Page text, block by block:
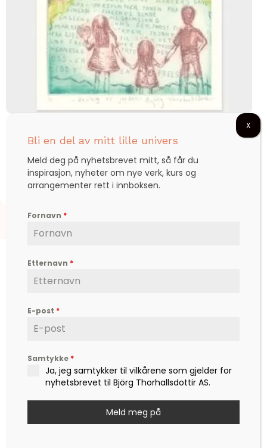
Deilig er jorden
1.400,00
Björg er en etterspurt kunstner, inspirator,
forfatter og foredragsholder, som formidler
og ikke minst mot – til å leve det livet som vi
drømmer om.
Bli en del av mitt lille univers
Meld deg på nyhetsbrevet mitt, så får du
inspirasjon, nyheter om nye verk, kurs og
arrangementer rett i innboksen.
Fornavn *
Etternavn *
E-post *
Samtykke *
Ja, jeg samtykker til vilkårene som gjelder for
nyhetsbrevet til Björg Thorhallsdottir AS.
Meld meg på
X